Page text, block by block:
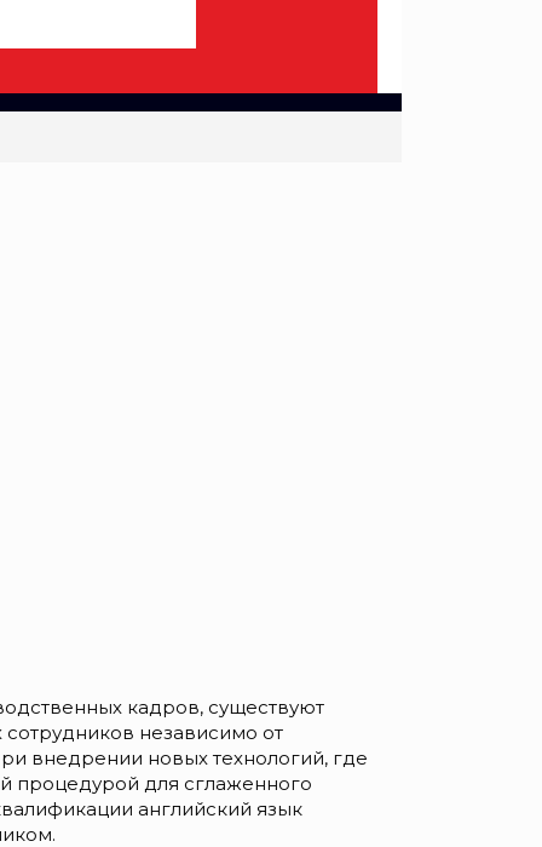
кадров, существуют
независимо от
внедрении новых технологий, где
процедурой для сглаженного
английский язык